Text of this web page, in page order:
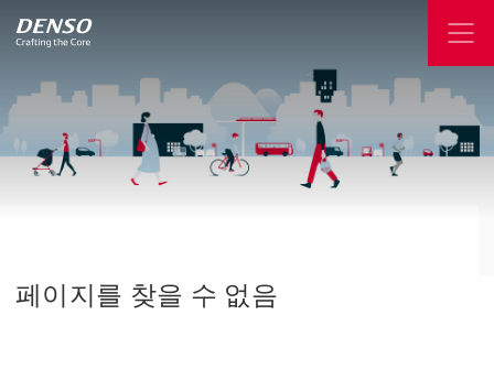
페이지를 찾을 수 없음